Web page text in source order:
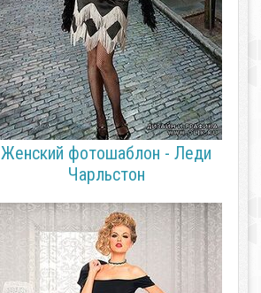
Женский фотошаблон - Леди
Чарльстон